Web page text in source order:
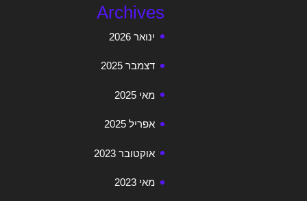
Archives
ינואר 2026
דצמבר 2025
מאי 2025
אפריל 2025
אוקטובר 2023
מאי 2023